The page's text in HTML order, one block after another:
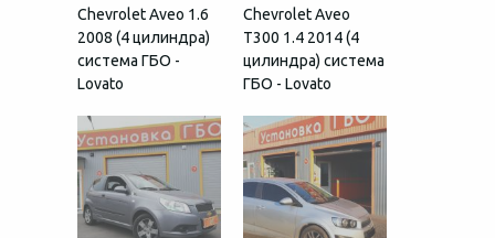
Chevrolet Aveo 1.6
2008 (4 цилиндра)
система ГБО -
Lovato
Chevrolet Aveo
Т300 1.4 2014 (4
цилиндра) система
ГБО - Lovato